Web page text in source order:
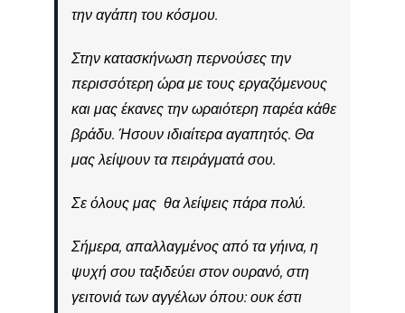
την αγάπη του κόσμου.
Στην κατασκήνωση περνούσες την
περισσότερη ώρα με τους εργαζόμενους
και μας έκανες την ωραιότερη παρέα κάθε
βράδυ. Ήσουν ιδιαίτερα αγαπητός. Θα
μας λείψουν τα πειράγματά σου.
Σε όλους μας θα λείψεις πάρα πολύ.
Σήμερα, απαλλαγμένος από τα γήινα, η
ψυχή σου ταξιδεύει στον ουρανό, στη
γειτονιά των αγγέλων όπου: ουκ έστι